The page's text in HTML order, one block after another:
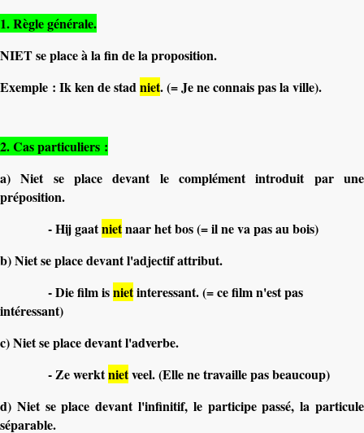
1. Règle générale.
NIET se place à la fin de la proposition.
Exemple : Ik ken de stadniet.(= Je ne connais pas la ville).
2. Cas particuliers :
a) Niet se place devant le complément introduit par une
préposition.
-Hij gaatnietnaar het bos (= il ne va pas au bois)
b) Niet se place devant l'adjectif attribut.
-Die film isnietinteressant.(= ce film n'est pas
intéressant)
c) Niet se place devant l'adverbe.
- Ze werktnietveel. (Elle ne travaille pas beaucoup)
d) Niet se place devant l'infinitif, le participe passé, la particule
séparable.